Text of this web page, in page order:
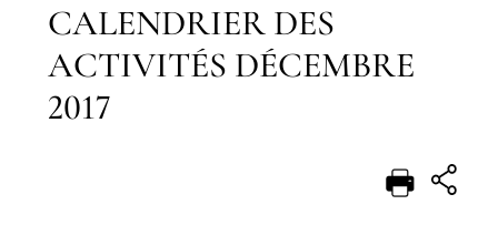
POLSKI
CALENDRIER DES
ACTIVITÉS DÉCEMBRE
2017